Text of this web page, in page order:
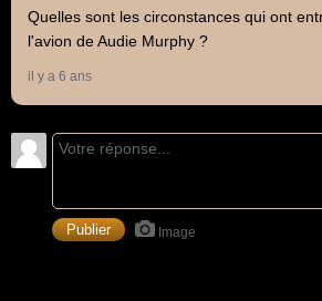
Quelles sont les circonstances qui ont
l'avion de Audie Murphy ?
il y a 6 ans
Image